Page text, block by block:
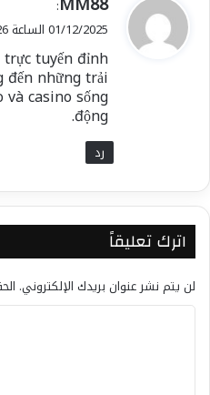
ق
ل
:
01/12/2025 الساعة 01:26
tuyến đỉnh
đến những trải
và casino sống
động.
رد
اترك تعليقاً
لن يتم نشر عنوان بريدك الإلكتروني.